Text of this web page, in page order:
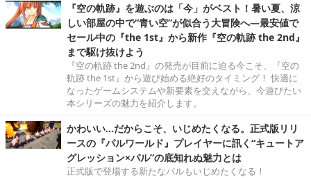
『空の軌跡』を遊ぶのは「今」がベスト！暑い夏、涼
しい部屋の中で“青い空”が似合う大冒険へ―最安値で
セール中の『the 1st』から新作『空の軌跡 the 2nd』
まで駆け抜けよう
『空の軌跡 the 2nd』の発売が目前に迫る今こそ、『空の
軌跡 the 1st』から遊び始める絶好のタイミング！ 快適に
なったゲームシステムや新要素を交えながら、今遊びたい
本シリーズの魅力を紹介します。
かわいい…だからこそ、いじめたくなる。正式版リリ
ースの『パルワールド』プレイヤーに訊く“キュートア
グレッション×パル”の底知れぬ魅力とは
正式版で登場する新たなパルもいじめたくなる！